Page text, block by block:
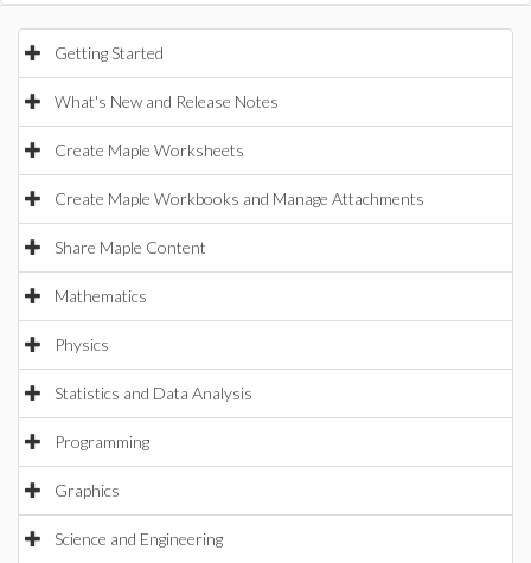
Getting Started
What's New and Release Notes
Create Maple Worksheets
Create Maple Workbooks and Manage Attachments
Share Maple Content
Mathematics
Physics
Statistics and Data Analysis
Programming
Graphics
Science and Engineering